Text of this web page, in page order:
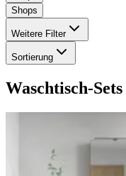
Shops
Weitere Filter
Sortierung
Waschtisch-Sets